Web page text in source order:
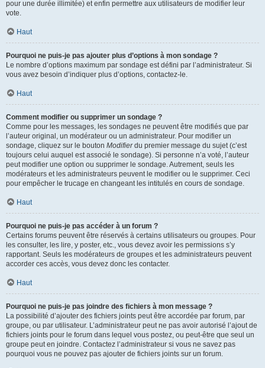
pour une durée illimitée) et enfin permettre aux utilisateurs de modifier leur
vote.
Haut
Pourquoi ne puis-je pas ajouter plus d’options à mon sondage ?
Le nombre d’options maximum par sondage est défini par l’administrateur. Si
vous avez besoin d’indiquer plus d’options, contactez-le.
Haut
Comment modifier ou supprimer un sondage ?
Comme pour les messages, les sondages ne peuvent être modifiés que par
l’auteur original, un modérateur ou un administrateur. Pour modifier un
sondage, cliquez sur le bouton Modifierdu premier message du sujet (c’est
toujours celui auquel est associé le sondage). Si personne n’a voté, l’auteur
peut modifier une option ou supprimer le sondage. Autrement, seuls les
modérateurs et les administrateurs peuvent le modifier ou le supprimer. Ceci
pour empêcher le trucage en changeant les intitulés en cours de sondage.
Haut
Pourquoi ne puis-je pas accéder à un forum ?
Certains forums peuvent être réservés à certains utilisateurs ou groupes. Pour
les consulter, les lire, y poster, etc., vous devez avoir les permissions s’y
rapportant. Seuls les modérateurs de groupes et les administrateurs peuvent
accorder ces accès, vous devez donc les contacter.
Haut
Pourquoi ne puis-je pas joindre des fichiers à mon message ?
La possibilité d’ajouter des fichiers joints peut être accordée par forum, par
groupe, ou par utilisateur. L’administrateur peut ne pas avoir autorisé l’ajout de
fichiers joints pour le forum dans lequel vous postez, ou peut-être que seul un
groupe peut en joindre. Contactez l’administrateur si vous ne savez pas
pourquoi vous ne pouvez pas ajouter de fichiers joints sur un forum.